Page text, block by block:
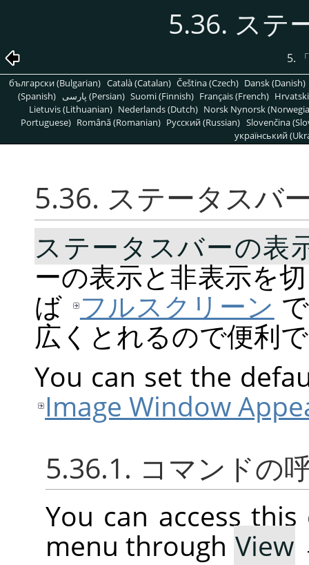
5.36. ステ
5. 「
български (Bulgarian) Català (Catalan) Čeština (Czech) Dansk (Danish)
(Spanish)
پارسی (Persian) Suomi (Finnish) Français (French)
Lietuvis (Lithuanian) Nederlands (Dutch) Norsk Nynorsk
Portuguese) Română (Romanian) Pусский (Russian) Slovenčina
український
5.36. ステータスバ
ステータスバーの表
ーの表示と非表示を
ば フルスクリーン
広くとれるので便利
You can set the
Image Window
5.36.1. コマンドの
You can access
menu through View